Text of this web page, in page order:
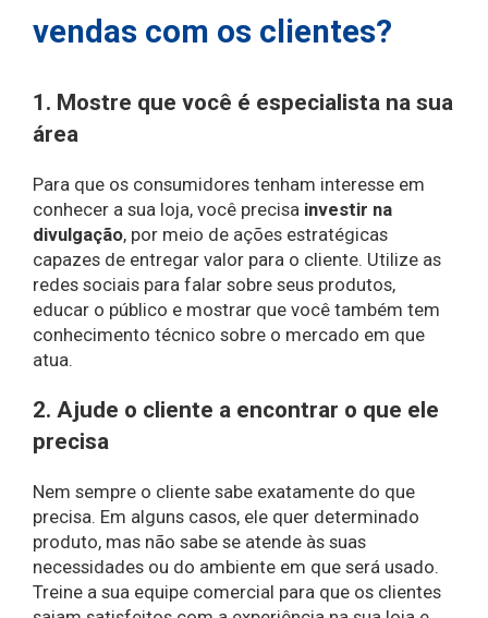
vendas com os clientes?
1. Mostre que você é especialista na sua
área
Para que os consumidores tenham interesse em
conhecer a sua loja, você precisa investir na
divulgação, por meio de ações estratégicas
capazes de entregar valor para o cliente. Utilize as
redes sociais para falar sobre seus produtos,
educar o público e mostrar que você também tem
conhecimento técnico sobre o mercado em que
atua.
2. Ajude o cliente a encontrar o que ele
precisa
Nem sempre o cliente sabe exatamente do que
precisa. Em alguns casos, ele quer determinado
produto, mas não sabe se atende às suas
necessidades ou do ambiente em que será usado.
Treine a sua equipe comercial para que os clientes